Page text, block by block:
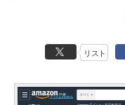
リスト